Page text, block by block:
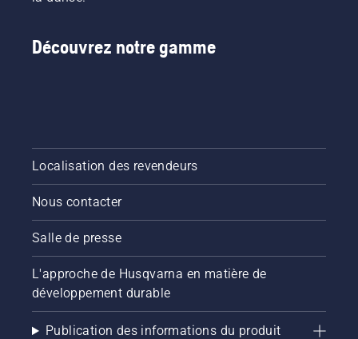
Découvrez notre gamme
Localisation des revendeurs
Nous contacter
Salle de presse
L'approche de Husqvarna en matière de
développement durable
Publication des informations du produit